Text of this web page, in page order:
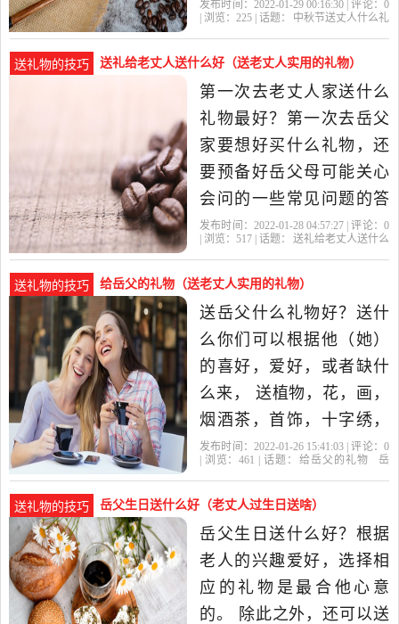
是月饼了。月饼也有很多
等等，馅料也分很多种，
枣泥，水果，蛋黄，莲蓉
等等。你可以去当地各大
超市挑选，最好具有当地
特色。 2，
发布时间：2022-01-29 00:16:30 | 评论： 0
| 浏览： 225 | 话题：
中秋节送丈人什么礼
送礼物的技巧 送礼给老丈人送什么好（送老丈人实用的礼物）
第一次去老丈人家送什么
礼物最好？第一次去岳父
家要想好买什么礼物，还
要预备好岳父母可能关心
会问的一些常见问题的答
案。还要有点眼力，就是
老人，要让人看到你对女
朋友很关心爱护。如果你
是富二代就简单了，直接
砸钱 给老丈人和岳母一张
空白支票，告诉她
发布时间：2022-01-28 04:57:27 | 评论： 0
| 浏览： 517 | 话题：
送礼给老丈人送什么
送礼物的技巧 给岳父的礼物（送老丈人实用的礼物）
送岳父什么礼物好？送什
么你们可以根据他（她）
的喜好，爱好，或者缺什
么来， 送植物，花，画，
烟酒茶，首饰，十字绣，
陶瓷类，购物卡，当地的
的是，不能送什么 给你们
提个醒，信者自信，不信
就当笑话看。。多了解毕
竟没坏处。 1、不能送钟...
送给
发布时间：2022-01-26 15:41:03 | 评论： 0
| 浏览：461 | 话题： 给岳父的礼物
岳
送礼物的技巧 岳父生日送什么好（老丈人过生日送啥）
岳父生日送什么好？根据
老人的兴趣爱好，选择相
应的礼物是最合他心意
的。 除此之外，还可以送